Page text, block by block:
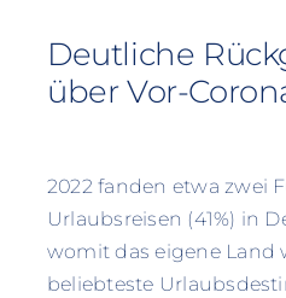
Deutliche
über Vor-
2022 fanden etwa zwei
Urlaubsreisen (41%) in
womit das eigene Land
beliebteste